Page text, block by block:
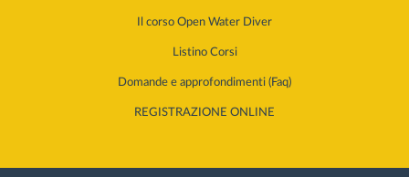
Il corso Open Water Diver
Listino Corsi
Domande e approfondimenti (Faq)
REGISTRAZIONE ONLINE